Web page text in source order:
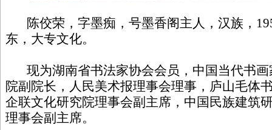
陈佼荣，字墨痴，号墨香阁主人，汉族，
东，大专文化。
现为湖南省书法家协会会员，中国当代书画
院副院长，人民美术报理事会理事，庐山毛体
企联文化研究院理事会副主席，中国民族建筑
理事会副主席。